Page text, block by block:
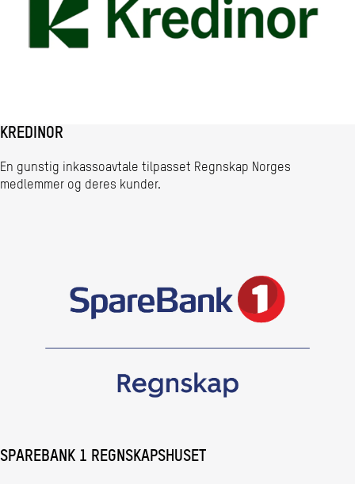
KREDINOR
En gunstig inkassoavtale tilpasset Regnskap Norges
medlemmer og deres kunder.
SPAREBANK 1 REGNSKAPSHUSET